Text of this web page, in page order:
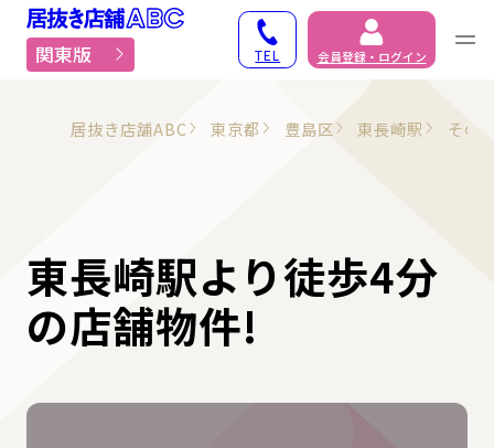
居抜き物件・貸店舗で
関東版 TEL 会員登録・ログイン
居抜き店舗ABC 東京都 豊島区 東長崎駅 その
東長崎駅より徒歩4分
の店舗物件!